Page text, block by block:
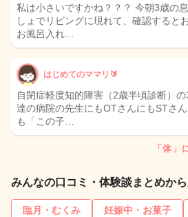
私は小さいですかね？？？ 今朝3歳の
しょでリビングに現れて、確認すると
お風呂入れ…
はじめてのママリ🔰
自閉症軽度知的障害（2歳半頃診断）
達の病院の先生にもOTさんにもSTさ
も「この子…
「体」
みんなの口コミ・体験談まとめか
臨月・むくみ 妊娠中・お菓子